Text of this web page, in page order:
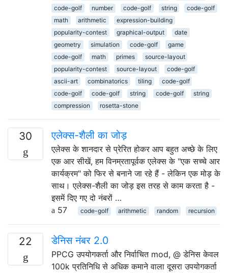
code-golf number code-golf string
code-golf
math
arithmetic
expression-building
popularity-contest
graphical-output
date
geometry
simulation code-golf
game
code-golf
math primes
source-layout
popularity-contest
source-layout
code-golf
ascii-art
combinatorics tiling
code-golf
code-golf
code-golf string code-golf
string
compression
rosetta-stone
30 एलेक्स-शैली का जोड़
एलेक्स के शानदार से प्रेरित होकर आप बहुत अच्छे के लिए
एक आर सीखें, हम विनम्रतापूर्वक एलेक्स के "एक सच्चे आर
कार्यक्रम" को फिर से बनाने जा रहे हैं - लेकिन एक मोड़ के
साथ। एलेक्स-शैली का जोड़ इस तरह से काम करता है -
इसमें दिए गए दो नंबरों …
57
code-golf arithmetic random recursion
22 डेनिस नंबर 2.0
PPCG उपयोगकर्ता और निर्वाचित mod, @ डेनिस केवल
100k प्रतिनिधि से अधिक कमाने वाला दूसरा उपयोगकर्ता